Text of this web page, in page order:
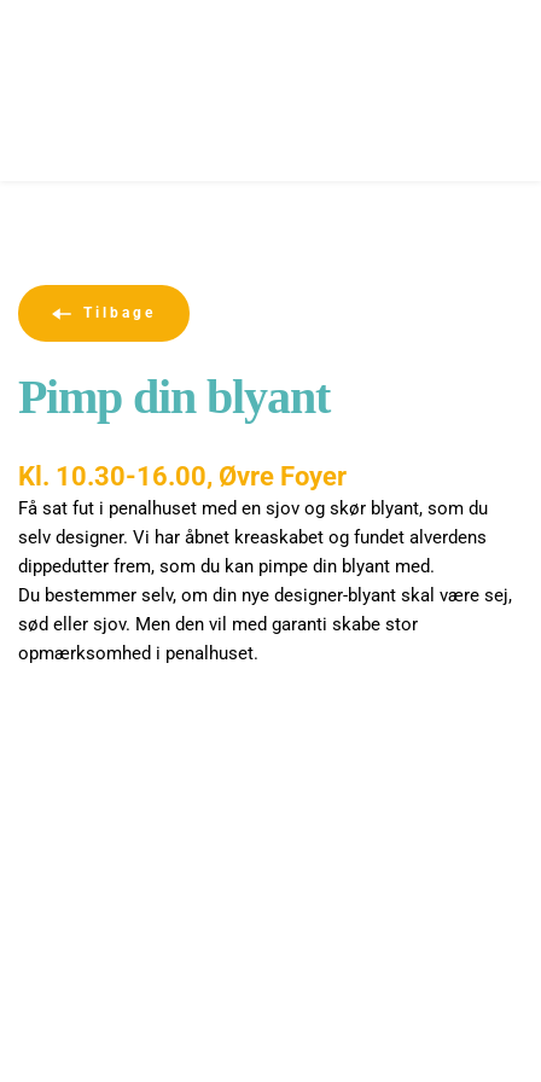
Tilbage
Pimp din blyant
Kl. 10.30-16.00, Øvre Foyer
Få sat fut i penalhuset med en sjov og skør blyant, som du
selv designer. Vi har åbnet kreaskabet og fundet alverdens
dippedutter frem, som du kan pimpe din blyant med.
Du bestemmer selv, om din nye designer-blyant skal være sej,
sød eller sjov. Men den vil med garanti skabe stor
opmærksomhed i penalhuset.